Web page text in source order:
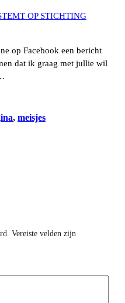
OP STICHTING
op Facebook een bericht
dat ik graag met jullie wil
, meisjes
Vereiste velden zijn